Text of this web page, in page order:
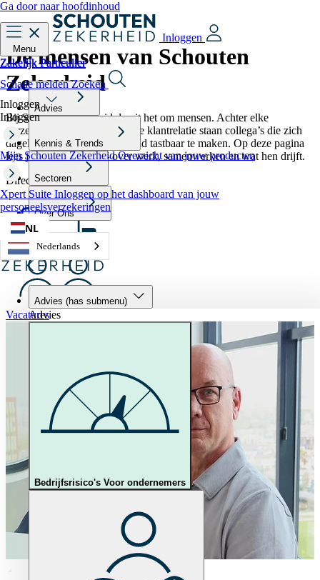
Ga door naar hoofdinhoud
Menu
Inloggen
ZakelijkParticulier
Advies
Kennis & Trends
Sectoren
Over Ons
Nederlands
ZakelijkParticulier
Schade meldenZoeken
Inloggen
Inloggen
Mijn Schouten Zekerheid Overzicht van jouw producten
Xpert Suite Inloggen op het dashboard van jouw
personeelsverzekeringen
NL
Advies (has submenu)
Advies
Bedrijfsrisico's Voor ondernemers
De mensen van Schouten
Zekerheid
Bij Schouten Zekerheid draait het om mensen. Achter elke
verzekering, elk advies en elke klantrelatie staan collega’s die zich
dagelijks inzetten om zekerheid tastbaar te maken. Op deze pagina
lees je hun verhalen — over werk, samenwerken en wat hen drijft.
Direct naar:
Vacatures